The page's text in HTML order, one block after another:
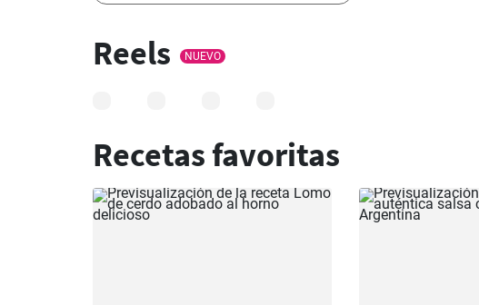
Reels NUEVO
Recetas favoritas